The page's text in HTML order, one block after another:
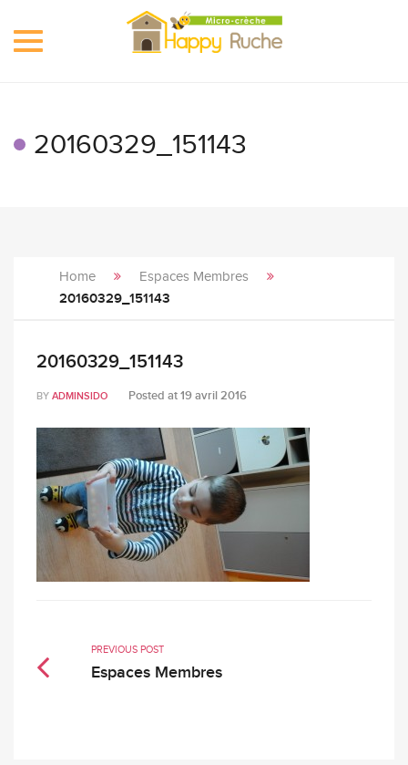
Toggle
20160329_151143
Home Espaces Membres
20160329_151143
20160329_151143
BY ADMINSIDO Posted at19 avril 2016
PREVIOUS POST
Espaces Membres